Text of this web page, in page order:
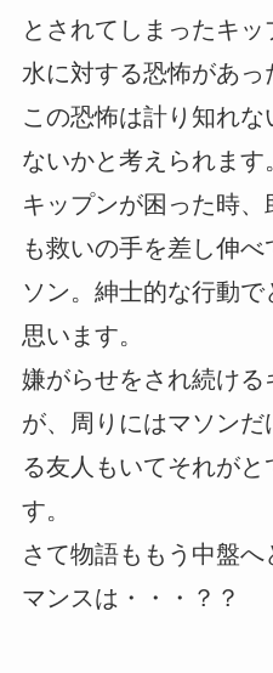
とされてしまったキッ
水に対する恐怖があっ
この恐怖は計り知れ
ないかと考えられます
キップンが困った時
も救いの手を差し伸
ソン。紳士的な行動
思います。
嫌がらせをされ続け
が、周りにはマソン
る友人もいてそれがと
す。
さて物語ももう中盤
マンスは・・・？？